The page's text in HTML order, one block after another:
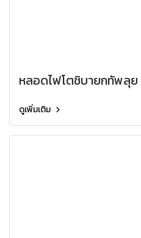
หลอดไฟโตชิบายกทัพลุ
ดูเพิ่มเติม